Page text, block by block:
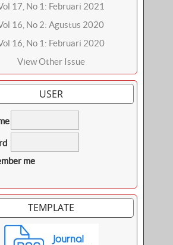
17, No 1: Februari 2021
16, No 2: Agustus 2020
16, No 1: Februari 2020
View Other Issue
USER
me
TEMPLATE